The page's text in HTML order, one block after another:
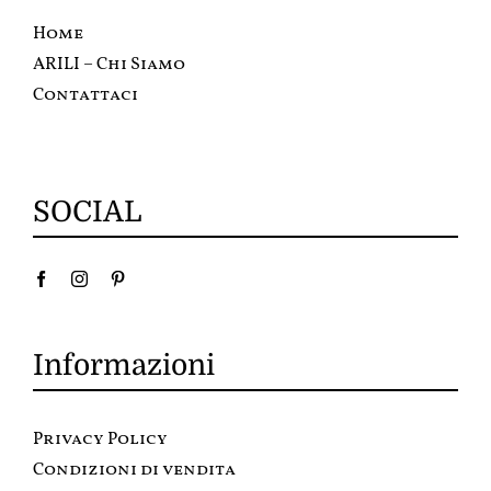
Home
ARILI – Chi Siamo
Contattaci
SOCIAL
Informazioni
Privacy Policy
Condizioni di vendita